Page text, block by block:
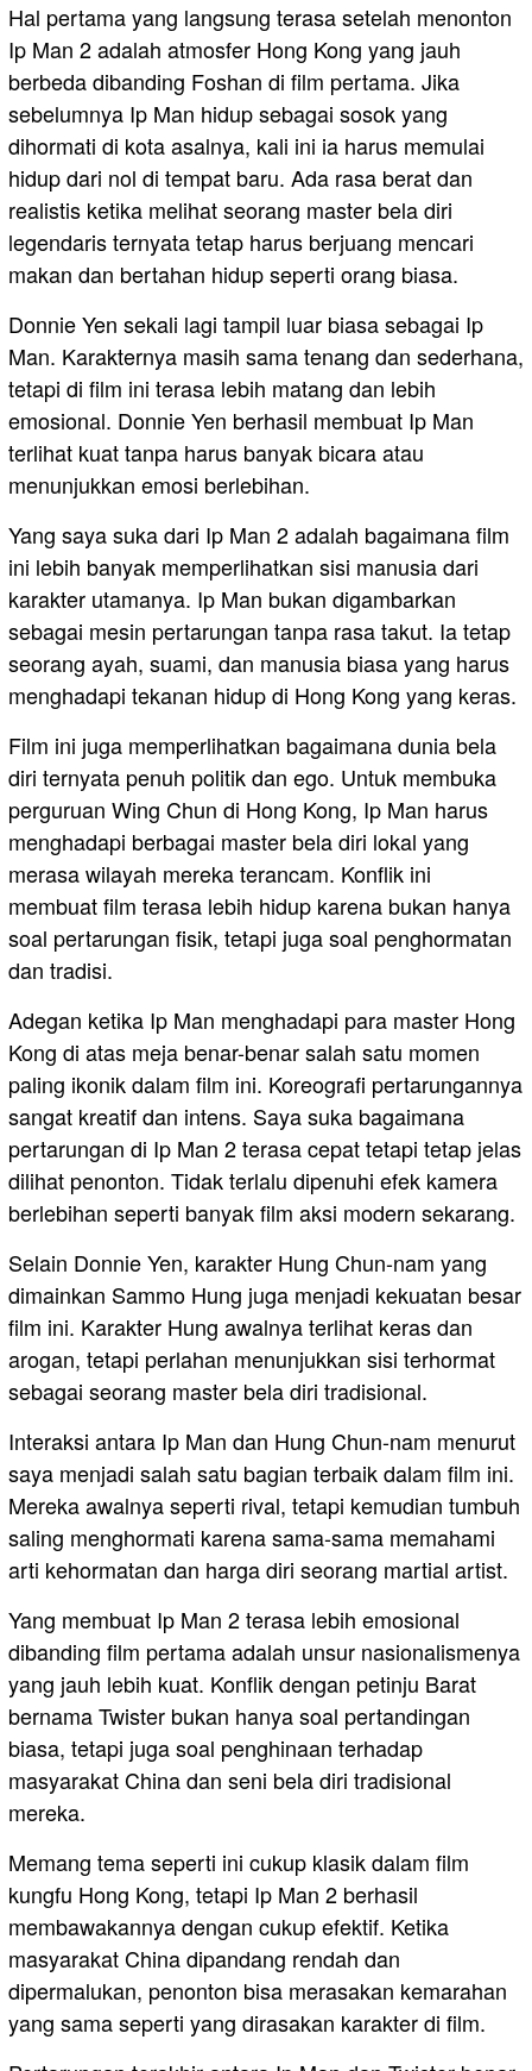
Hal pertama yang langsung terasa setelah menonton
Ip Man 2 adalah atmosfer Hong Kong yang jauh
berbeda dibanding Foshan di film pertama. Jika
sebelumnya Ip Man hidup sebagai sosok yang
dihormati di kota asalnya, kali ini ia harus memulai
hidup dari nol di tempat baru. Ada rasa berat dan
realistis ketika melihat seorang master bela diri
legendaris ternyata tetap harus berjuang mencari
makan dan bertahan hidup seperti orang biasa.
Donnie Yen sekali lagi tampil luar biasa sebagai Ip
Man. Karakternya masih sama tenang dan sederhana,
tetapi di film ini terasa lebih matang dan lebih
emosional. Donnie Yen berhasil membuat Ip Man
terlihat kuat tanpa harus banyak bicara atau
menunjukkan emosi berlebihan.
Yang saya suka dari Ip Man 2 adalah bagaimana film
ini lebih banyak memperlihatkan sisi manusia dari
karakter utamanya. Ip Man bukan digambarkan
sebagai mesin pertarungan tanpa rasa takut. Ia tetap
seorang ayah, suami, dan manusia biasa yang harus
menghadapi tekanan hidup di Hong Kong yang keras.
Film ini juga memperlihatkan bagaimana dunia bela
diri ternyata penuh politik dan ego. Untuk membuka
perguruan Wing Chun di Hong Kong, Ip Man harus
menghadapi berbagai master bela diri lokal yang
merasa wilayah mereka terancam. Konflik ini
membuat film terasa lebih hidup karena bukan hanya
soal pertarungan fisik, tetapi juga soal penghormatan
dan tradisi.
Adegan ketika Ip Man menghadapi para master Hong
Kong di atas meja benar-benar salah satu momen
paling ikonik dalam film ini. Koreografi pertarungannya
sangat kreatif dan intens. Saya suka bagaimana
pertarungan di Ip Man 2 terasa cepat tetapi tetap jelas
dilihat penonton. Tidak terlalu dipenuhi efek kamera
berlebihan seperti banyak film aksi modern sekarang.
Selain Donnie Yen, karakter Hung Chun-nam yang
dimainkan Sammo Hung juga menjadi kekuatan besar
film ini. Karakter Hung awalnya terlihat keras dan
arogan, tetapi perlahan menunjukkan sisi terhormat
sebagai seorang master bela diri tradisional.
Interaksi antara Ip Man dan Hung Chun-nam menurut
saya menjadi salah satu bagian terbaik dalam film ini.
Mereka awalnya seperti rival, tetapi kemudian tumbuh
saling menghormati karena sama-sama memahami
arti kehormatan dan harga diri seorang martial artist.
Yang membuat Ip Man 2 terasa lebih emosional
dibanding film pertama adalah unsur nasionalismenya
yang jauh lebih kuat. Konflik dengan petinju Barat
bernama Twister bukan hanya soal pertandingan
biasa, tetapi juga soal penghinaan terhadap
masyarakat China dan seni bela diri tradisional
mereka.
Memang tema seperti ini cukup klasik dalam film
kungfu Hong Kong, tetapi Ip Man 2 berhasil
membawakannya dengan cukup efektif. Ketika
masyarakat China dipandang rendah dan
dipermalukan, penonton bisa merasakan kemarahan
yang sama seperti yang dirasakan karakter di film.